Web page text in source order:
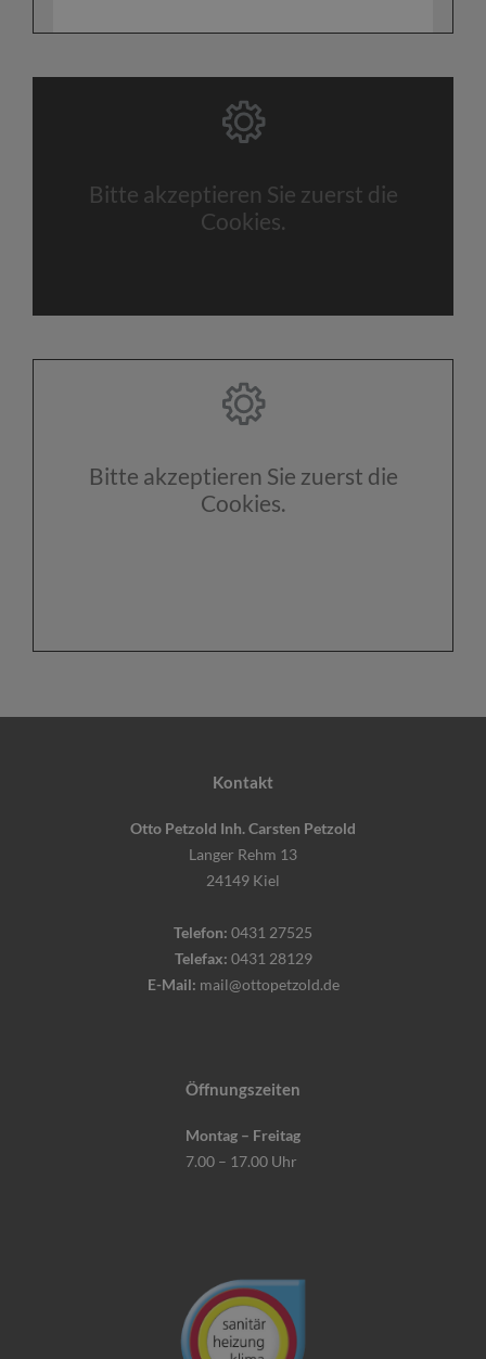
Bitte akzeptieren Sie zuerst die
Cookies.
Bitte akzeptieren Sie zuerst die
Cookies.
Kontakt
Otto Petzold Inh. Carsten Petzold
Langer Rehm 13
24149 Kiel
Telefon: 0431 27525
Telefax: 0431 28129
E-Mail: mail@ottopetzold.de
Öffnungszeiten
Montag – Freitag
7.00 – 17.00 Uhr